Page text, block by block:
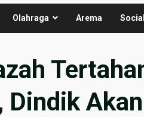
Olahraga Arema